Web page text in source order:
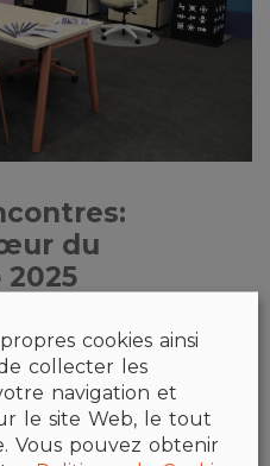
du
s’est distingué lors de
au prestigieux
cookies ainsi
collecter les
navigation et
le site Web, le tout
Vous pouvez obtenir